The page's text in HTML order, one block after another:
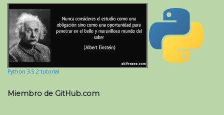
Python 3.5.2 tutorial
Miembro de GitHub.com